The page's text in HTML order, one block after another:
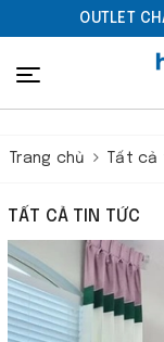
OUTLET
Trang chủ Tất
TẤT CẢ TIN TỨC